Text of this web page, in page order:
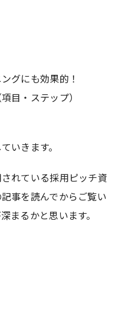
グにも効果的！
目・ステップ）
いきます。
れている採用ピッチ資
事を読んでからご覧い
まるかと思います。